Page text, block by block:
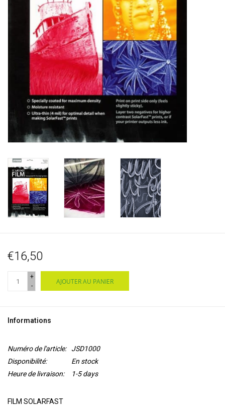
€16,50
+
-
AJOUTER AU PANIER
Informations
Numéro de l'article:
JSD1000
Disponibilité:
En stock
Heure de livraison:
1-5 days
FILM SOLARFAST